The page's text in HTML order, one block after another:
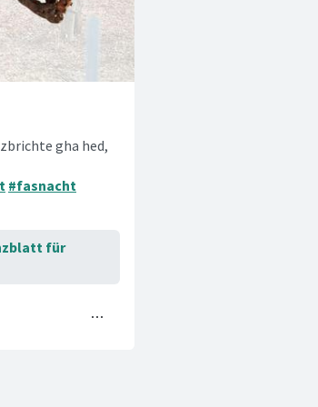
gha hed,
#fasnacht
für